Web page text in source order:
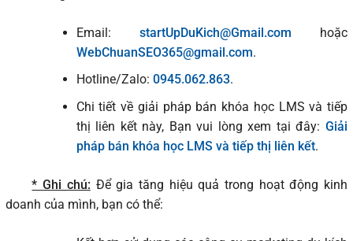
Email: startUpDuKich@Gmail.com hoặc
WebChuanSEO365@gmail.com.
Hotline/Zalo: 0945.062.863.
Chi tiết về giải pháp bán khóa học LMS và tiếp
thị liên kết này, Bạn vui lòng xem tại đây: Giải
pháp bán khóa học LMS và tiếp thị liên kết.
* Ghi chú: Để gia tăng hiệu quả trong hoạt động kinh
doanh của mình, bạn có thể: